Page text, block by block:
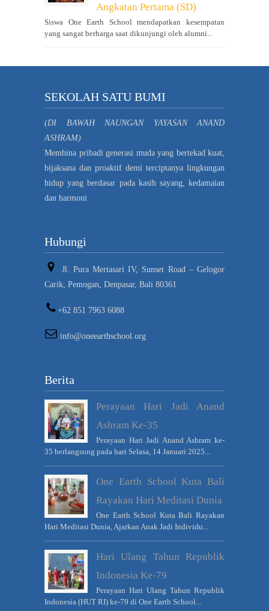
Angkatan Pertama (SD)
Siswa One Earth School mendapatkan kesempatan
yang sangat berharga saat dikunjungi oleh alumni...
SEKOLAH SATU BUMI
(DI BAWAH NAUNGAN YAYASAN ANAND
ASHRAM)
Membina pribadi generasi muda yang bertekad kuat,
bijaksana dan proaktif demi terciptanya lingkungan
hidup yang berdasar pada kasih sayang, kedamaian
dan harmoni
Hubungi
Jl. Pura Mertasari IV, Sunset Road – Gelogor
Carik, Pemogan, Denpasar, Bali 80361
+62 851 7963 6088
info@oneearthschool.org
Berita
Perayaan Hari Jadi Anand
Ashram Ke-35
Perayaan Hari Jadi Anand Ashram ke-
35 berlangsung pada hari Selasa, 14 Januari 2025...
One Earth School Kuta Bali
Rayakan Hari Meditasi Dunia
One Earth School Kuta Bali Rayakan
Hari Meditasi Dunia, Ajarkan Anak Jadi Individu...
Hari Ulang Tahun Republik
Indonesia Ke-79
Perayaan Hari Ulang Tahun Republik
Indonesia (HUT RI) ke-79 di One Earth School...